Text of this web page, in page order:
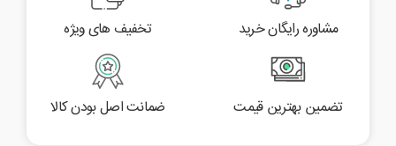
مشاوره رایگان خرید تخفیف های ویژه
تضمین بهترین قیمت ضمانت اصل بودن کالا